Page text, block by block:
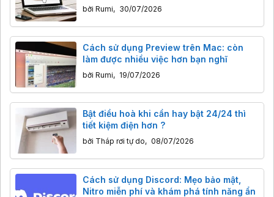
bởi Rumi, 30/07/2026
Cách sử dụng Preview trên Mac: còn
làm được nhiều việc hơn bạn nghĩ
bởi Rumi, 19/07/2026
Bật điều hoà khi cần hay bật 24/24 thì
tiết kiệm điện hơn ?
bởi Tháp rơi tự do, 08/07/2026
Cách sử dụng Discord: Mẹo bảo mật,
Nitro miễn phí và khám phá tính năng ẩn